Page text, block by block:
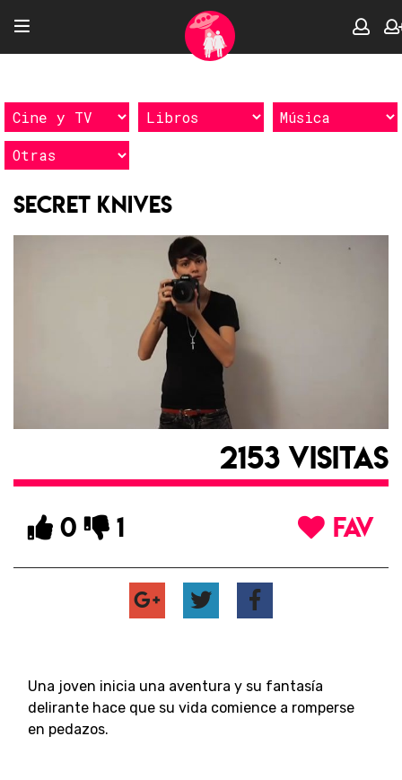
Secret Knives
2153 VISITAS
0 1 FAV
Una joven inicia una aventura y su fantasía
delirante hace que su vida comience a romperse
en pedazos.